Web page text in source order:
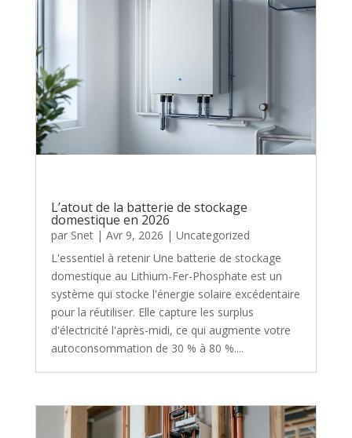
L’atout de la batterie de stockage
domestique en 2026
par Snet| Avr 9, 2026 | Uncategorized
L'essentiel à retenir Une batterie de stockage
domestique au Lithium-Fer-Phosphate est un
système qui stocke l'énergie solaire excédentaire
pour la réutiliser. Elle capture les surplus
d'électricité l'après-midi, ce qui augmente votre
autoconsommation de 30 % à 80 %....